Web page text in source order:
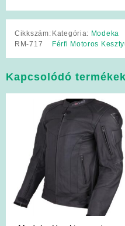
Cikkszám:
RM-717
Kategória: Modeka
Férfi Motoros
Kapcsolódó termékek